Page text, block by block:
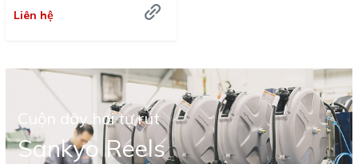
Liên hệ
Cuộn dây hơi tự rút
Sankyo Reels